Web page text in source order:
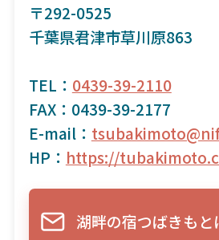
〒292-0525
千葉県君津市草川原863
TEL： 0439-39-2110
FAX：0439-39-2177
E-mail：
HP： https://
湖畔の宿つばきもと